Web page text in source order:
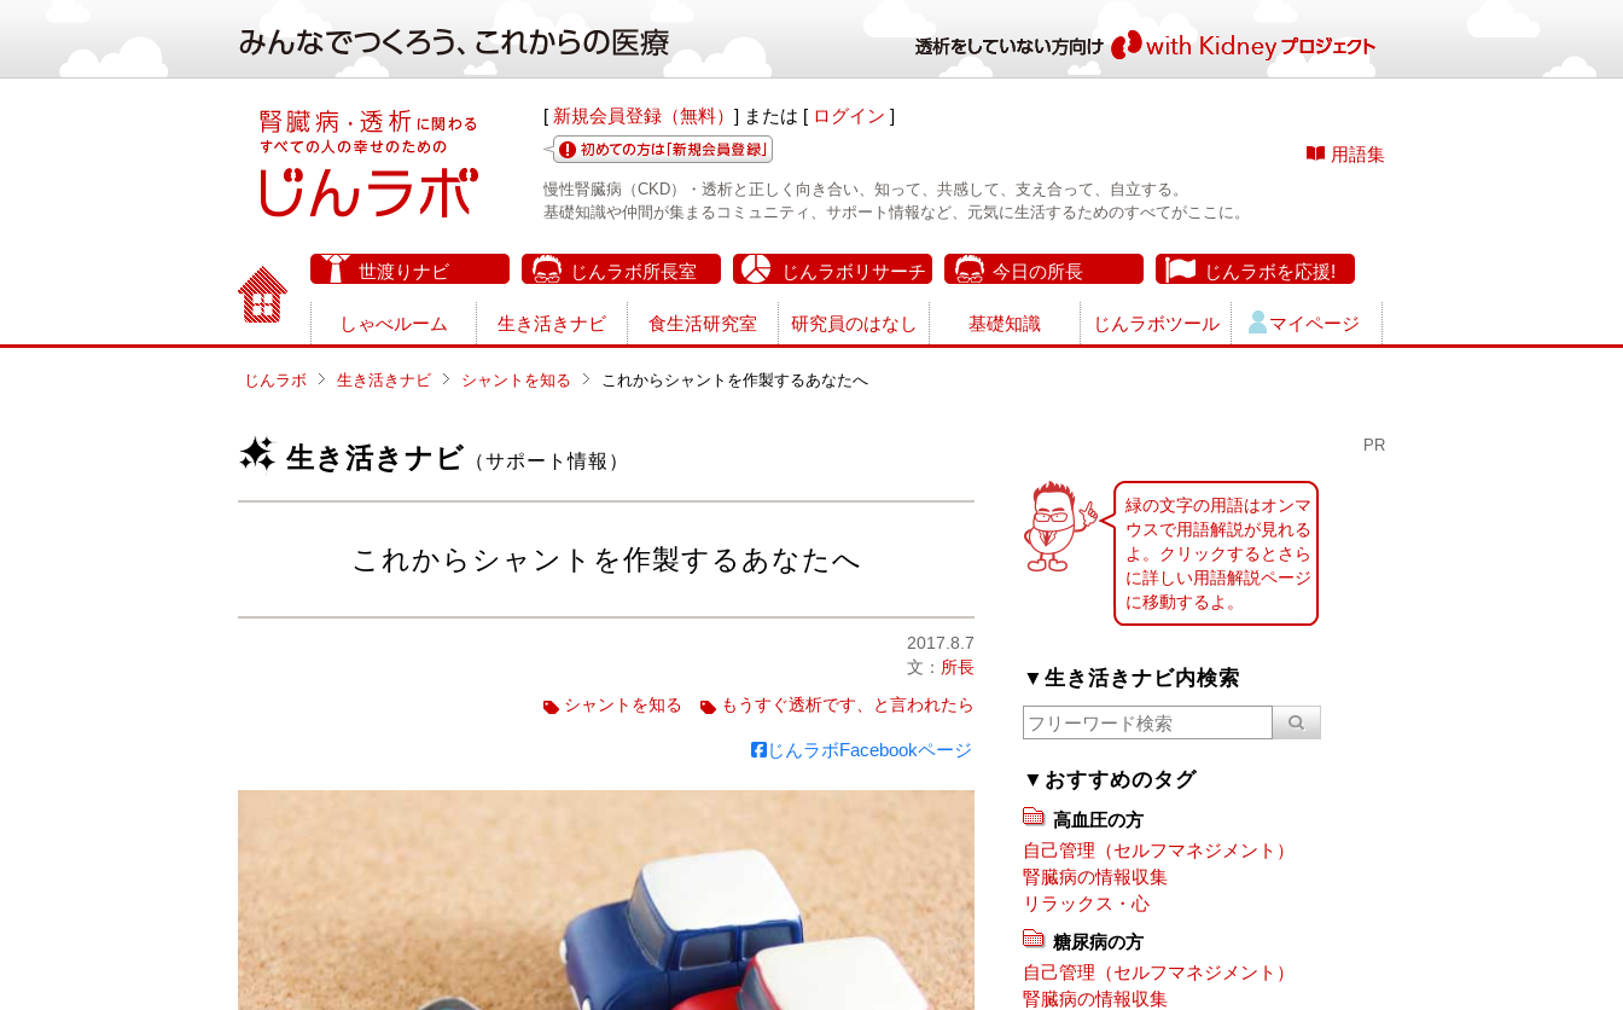
[ 新規会員登録（無料） ] または [ ログイン ]
用語集
慢性腎臓病（CKD）・透析と正しく向き合い、知って、共感して、支え合って、自立する。
基礎知識や仲間が集まるコミュニティ、サポート情報など、元気に生活するためのすべてがここに。
世渡りナビ じんラボ所長室 じんラボリサーチ 今日の所長 じんラボを応援!
しゃべルーム 生き活きナビ 食生活研究室 研究員のはなし 基礎知識 じんラボツール マイページ
じんラボ 生き活きナビ シャントを知る これからシャントを作製するあなたへ
生き活きナビ （サポート情報）
これからシャントを作製するあなたへ
2017.8.7
文： 所長
シャントを知る もうすぐ透析です、と言われたら
じんラボFacebookページ
PR
緑の文字の用語はオンマ
ウスで用語解説が見れる
よ。クリックするとさら
に詳しい用語解説ページ
に移動するよ。
▼生き活きナビ内検索
▼おすすめのタグ
高血圧の方
自己管理（セルフマネジメント）
腎臓病の情報収集
リラックス・心
糖尿病の方
自己管理（セルフマネジメント）
腎臓病の情報収集